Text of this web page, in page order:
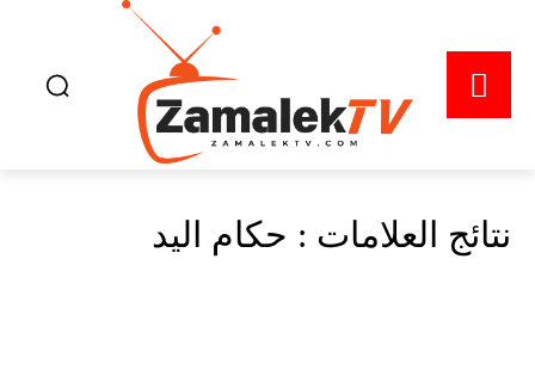
نتائج العلامات : حكام اليد